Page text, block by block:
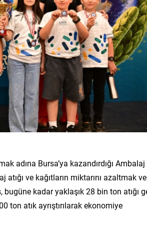
adına Bursa’ya kazandırdığı Ambalaj
ve kağıtların miktarını azaltmak ve
kadar yaklaşık 28 bin ton atığı
ton atık ayrıştırılarak ekonomiye